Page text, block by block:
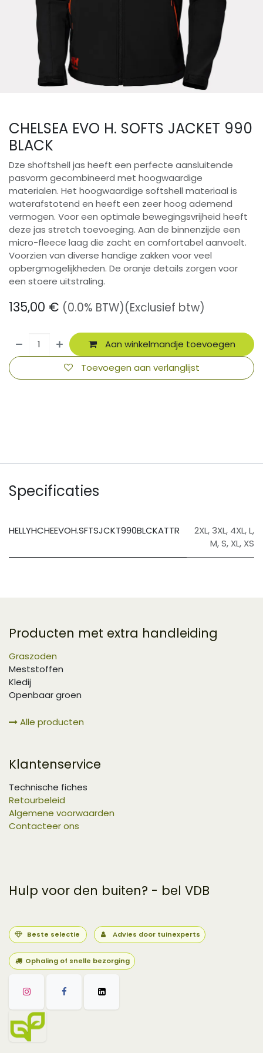
CHELSEA EVO H. SOFTS JACKET 990
BLACK
Dze shoftshell jas heeft een perfecte aansluitende
pasvorm gecombineerd met hoogwaardige
materialen. Het hoogwaardige softshell materiaal is
waterafstotend en heeft een zeer hoog ademend
vermogen. Voor een optimale bewegingsvrijheid heeft
deze jas stretch toevoeging. Aan de binnenzijde een
micro-fleece laag die zacht en comfortabel aanvoelt.
Voorzien van diverse handige zakken voor veel
opbergmogelijkheden. De oranje details zorgen voor
een stoere uitstraling.
135,00 € (0.0% BTW)(Exclusief btw)
Aan winkelmandje toevoegen
Toevoegen aan verlanglijst
Specificaties
HELLYHCHEEVOH.SFTSJCKT990BLCKATTR 2XL,3XL, 4XL,L,
M,S, XL, XS
Producten met extra handleiding
Graszoden
Meststoffen
Kledij
Openbaar groen
Alle producten
Klantenservice
Technische fiches
Retourbeleid
Algemene voorwaarden
Contacteer ons
Hulp voor den buiten? - bel VDB
Beste selectie Advies door tuinexperts
Ophaling of snelle bezorging